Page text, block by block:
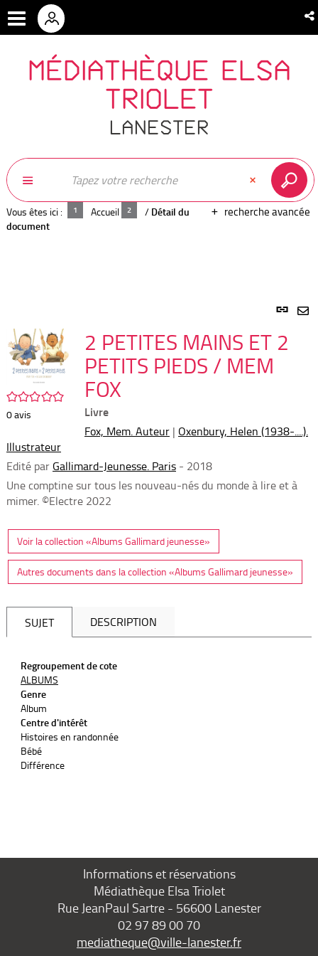
MÉDIATHÈQUE ELSA
TRIOLET
LANESTER
recherche avancée
Vous êtes ici : Accueil / Détail du
document
Lien
/5
0avis
2 PETITES MAINS ET 2
PETITS PIEDS / MEM
FOX
Livre
Fox, Mem. Auteur | Oxenbury, Helen (1938-....).
Illustrateur
Edité par Gallimard-Jeunesse. Paris - 2018
Une comptine sur tous les nouveau-nés du monde à lire et à
mimer. ©Electre 2022
Voir la collection «Albums Gallimard jeunesse»
Autres documents dans la collection «Albums Gallimard jeunesse»
SUJET DESCRIPTION
Regroupement de cote
ALBUMS
Genre
Album
Centre d'intérêt
Histoires en randonnée
Bébé
Différence
Informations et réservations
Médiathèque Elsa Triolet
Rue JeanPaul Sartre - 56600 Lanester
02 97 89 00 70
mediatheque@ville-lanester.fr